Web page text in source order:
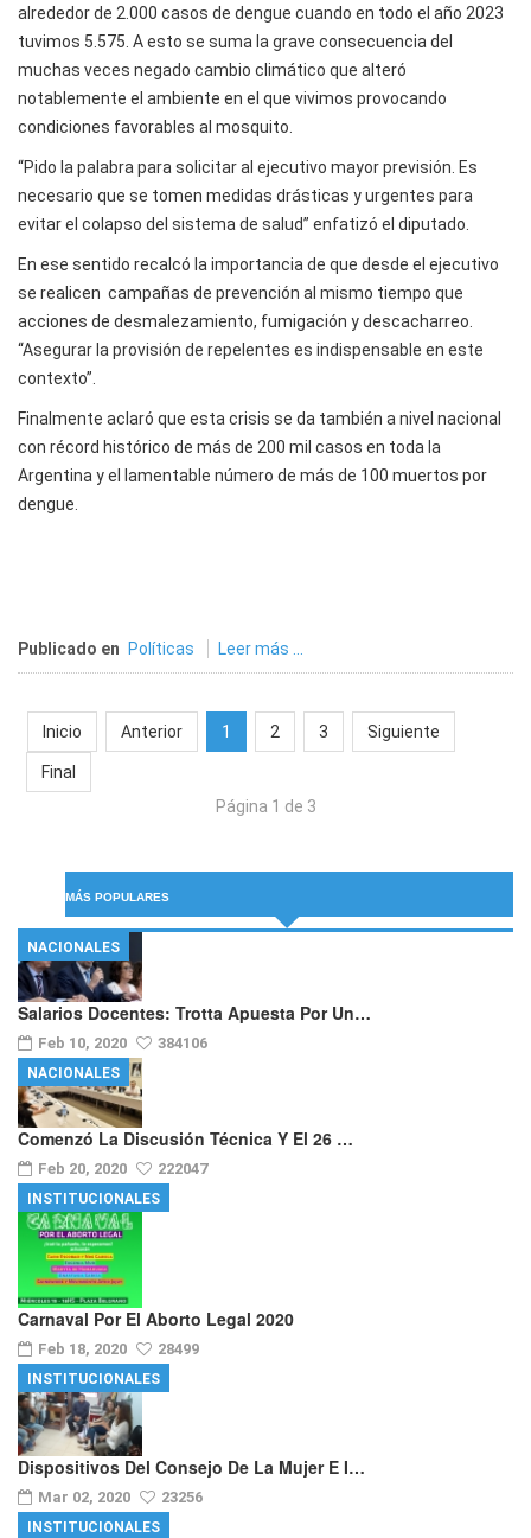
alrededor de 2.000 casos de dengue cuando en todo el año 2023
tuvimos 5.575. A esto se suma la grave consecuencia del
muchas veces negado cambio climático que alteró
notablemente el ambiente en el que vivimos provocando
condiciones favorables al mosquito.
“Pido la palabra para solicitar al ejecutivo mayor previsión. Es
necesario que se tomen medidas drásticas y urgentes para
evitar el colapso del sistema de salud” enfatizó el diputado.
En ese sentido recalcó la importancia de que desde el ejecutivo
se realicen campañas de prevención al mismo tiempo que
acciones de desmalezamiento, fumigación y descacharreo.
“Asegurar la provisión de repelentes es indispensable en este
contexto”.
Finalmente aclaró que esta crisis se da también a nivel nacional
con récord histórico de más de 200 mil casos en toda la
Argentina y el lamentable número de más de 100 muertos por
dengue.
Publicado en Políticas Leer más ...
Inicio Anterior 1 2 3 Siguiente
Final
Página 1 de 3
MÁS POPULARES
Salarios Docentes: Trotta Apuesta Por Un…
Feb 10, 2020 384106
NACIONALES
Comenzó La Discusión Técnica Y El 26 …
Feb 20, 2020 222047
NACIONALES
Carnaval Por El Aborto Legal 2020
Feb 18, 2020 28499
INSTITUCIONALES
Dispositivos Del Consejo De La Mujer E I…
Mar 02, 2020 23256
INSTITUCIONALES
INSTITUCIONALES